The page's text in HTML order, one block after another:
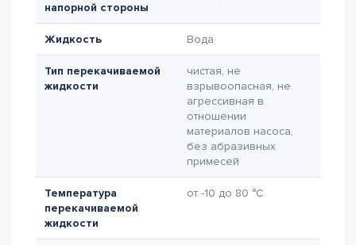
напорной стороны
Жидкость Вода
Тип перекачиваемой
жидкости
чистая, не
взрывоопасная, не
агрессивная в
отношении
материалов насоса,
без абразивных
примесей
Температура
перекачиваемой
жидкости
от -10 до 80 °C